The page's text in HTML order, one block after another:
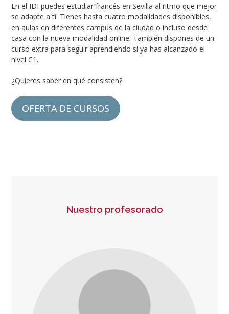
En el IDI puedes estudiar francés en Sevilla al ritmo que mejor
se adapte a ti. Tienes hasta cuatro modalidades disponibles,
en aulas en diferentes campus de la ciudad o incluso desde
casa con la nueva modalidad online. También dispones de un
curso extra para seguir aprendiendo si ya has alcanzado el
nivel C1.
¿Quieres saber en qué consisten?
OFERTA DE CURSOS
Nuestro profesorado